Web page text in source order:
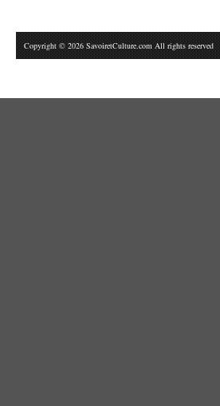
Copyright © 2026 SavoiretCulture.com All rights reserved